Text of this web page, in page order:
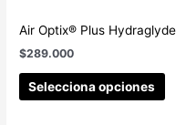
Air Optix® Plus Hydraglyde
$289.000
Selecciona opciones